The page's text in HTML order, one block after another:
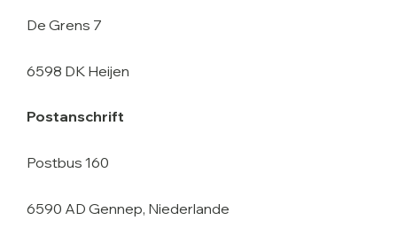
De Grens 7
6598 DK Heijen
Postanschrift
Postbus 160
6590 AD Gennep, Niederlande